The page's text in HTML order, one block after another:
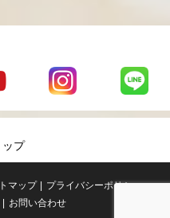
LaniLani
LaniLani
ップ
マップ
プライバシーポリシー
お問い合わせ